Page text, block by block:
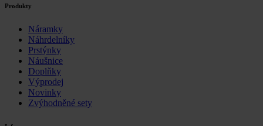
Produkty
Náramky
Náhrdelníky
Prstýnky
Náušnice
Doplňky
Výprodej
Novinky
Zvýhodněné sety